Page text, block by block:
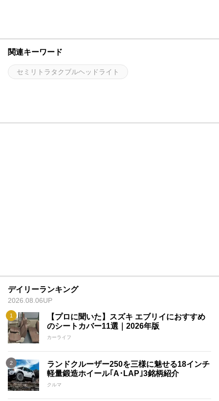
関連キーワード
セミリトラタクブルヘッドライト
デイリーランキング
2026.08.06UP
【プロに聞いた】スズキ エブリイにおすすめ
のシートカバー11選｜2026年版
カーライフ
ランドクルーザー250を三様に魅せる18インチ
軽量鍛造ホイール｢A･LAP｣3銘柄紹介
クルマ